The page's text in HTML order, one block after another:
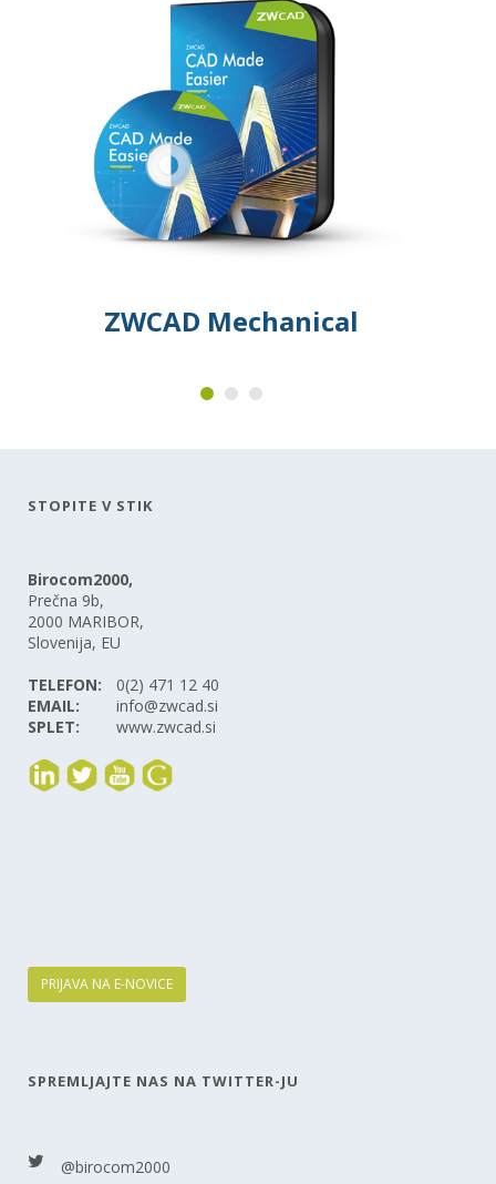
ZWCAD Mechanical
STOPITE V STIK
Birocom2000,
Prečna 9b,
2000 MARIBOR,
Slovenija, EU
TELEFON:
0(2) 471 12 40
EMAIL:
info@zwcad.si
SPLET:
www.zwcad.si
PRIJAVA NA E-NOVICE
SPREMLJAJTE NAS NA TWITTER-JU
@birocom2000